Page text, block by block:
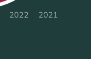
2022
2021